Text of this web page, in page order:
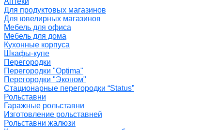
Для продуктовых магазинов
Для ювелирных магазинов
Мебель для офиса
Мебель для дома
Кухонные корпуса
Шкафы-купе
Перегородки
Перегородки "Optima"
Перегородки "Эконом"
Стационарные перегородки “Status”
Рольставни
Гаражные рольставни
Изготовление рольставней
Рольставни жалюзи